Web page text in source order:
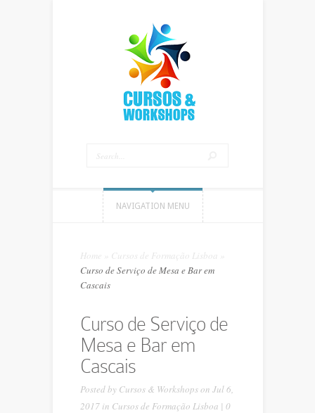
NAVIGATION MENU
Home Cursos de Formação Lisboa
Curso de Serviço de Mesa e Bar em
Cascais
Curso de Serviço de
Mesa e Bar em
Cascais
Posted by Cursos & Workshopson Jul 6,
2017 in Cursos de Formação Lisboa | 0